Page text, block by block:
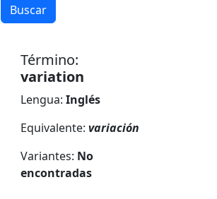
Buscar
Término:
variation
Lengua: Inglés
Equivalente: variación
Variantes: No
encontradas